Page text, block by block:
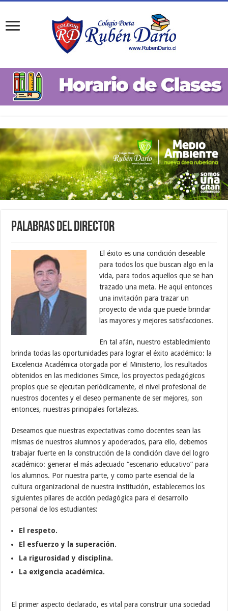
Palabras del Director
El éxito es una condición deseable
para todos los que buscan algo en la
vida, para todos aquellos que se han
trazado una meta. He aquí entonces
una invitación para trazar un
proyecto de vida que puede brindar
las mayores y mejores satisfacciones.
En tal afán, nuestro establecimiento
brinda todas las oportunidades para lograr el éxito académico: la
Excelencia Académica otorgada por el Ministerio, los resultados
obtenidos en las mediciones Simce, los proyectos pedagógicos
propios que se ejecutan periódicamente, el nivel profesional de
nuestros docentes y el deseo permanente de ser mejores, son
entonces, nuestras principales fortalezas.
Deseamos que nuestras expectativas como docentes sean las
mismas de nuestros alumnos y apoderados, para ello, debemos
trabajar fuerte en la construcción de la condición clave del logro
académico: generar el más adecuado “escenario educativo” para
los alumnos. Por nuestra parte, y como parte esencial de la
cultura organizacional de nuestra institución, establecemos los
siguientes pilares de acción pedagógica para el desarrollo
personal de los estudiantes:
El respeto.
El esfuerzo y la superación.
La rigurosidad y disciplina.
La exigencia académica.
El primer aspecto declarado, es vital para construir una sociedad